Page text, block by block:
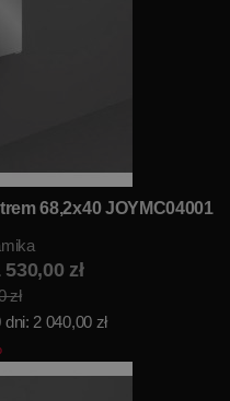
68,2x40 JOYMC04001
zł
zł
2 040,00 zł